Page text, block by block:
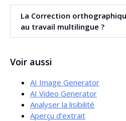
Oui. L’outil prend en charge la
volumineux et mis en forme,
guides ou pages piliers.
La Correction
au travail multilingue ?
quarante langues et garantit une
Voir aussi
AI Image Generator
AI Video Generator
Analyser la lisibilité
Aperçu d’extrait